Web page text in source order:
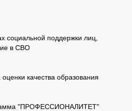
социальной поддержки лиц,
в СВО
качества образования
"ПРОФЕССИОНАЛИТЕТ"